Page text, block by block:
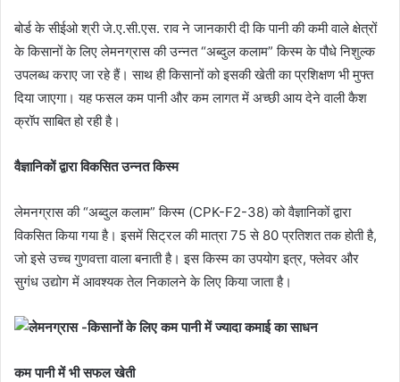
बोर्ड के सीईओ श्री जे.ए.सी.एस. राव ने जानकारी दी कि पानी की कमी वाले क्षेत्रों
के किसानों के लिए लेमनग्रास की उन्नत “अब्दुल कलाम” किस्म के पौधे निशुल्क
उपलब्ध कराए जा रहे हैं। साथ ही किसानों को इसकी खेती का प्रशिक्षण भी मुफ्त
दिया जाएगा। यह फसल कम पानी और कम लागत में अच्छी आय देने वाली कैश
क्रॉप साबित हो रही है।
वैज्ञानिकों द्वारा विकसित उन्नत किस्म
लेमनग्रास की “अब्दुल कलाम” किस्म (CPK-F2-38) को वैज्ञानिकों द्वारा
विकसित किया गया है। इसमें सिट्रल की मात्रा 75 से 80 प्रतिशत तक होती है,
जो इसे उच्च गुणवत्ता वाला बनाती है। इस किस्म का उपयोग इत्र, फ्लेवर और
सुगंध उद्योग में आवश्यक तेल निकालने के लिए किया जाता है।
कम पानी में भी सफल खेती